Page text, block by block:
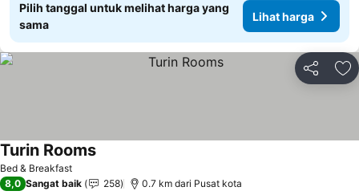
Pilih tanggal untuk melihat harga yang
sama
Lihat harga
Bagikan
Bed & Breakfast
Turin Rooms
8,0 Sangat baik 258 0.7 km dari Pusat kota